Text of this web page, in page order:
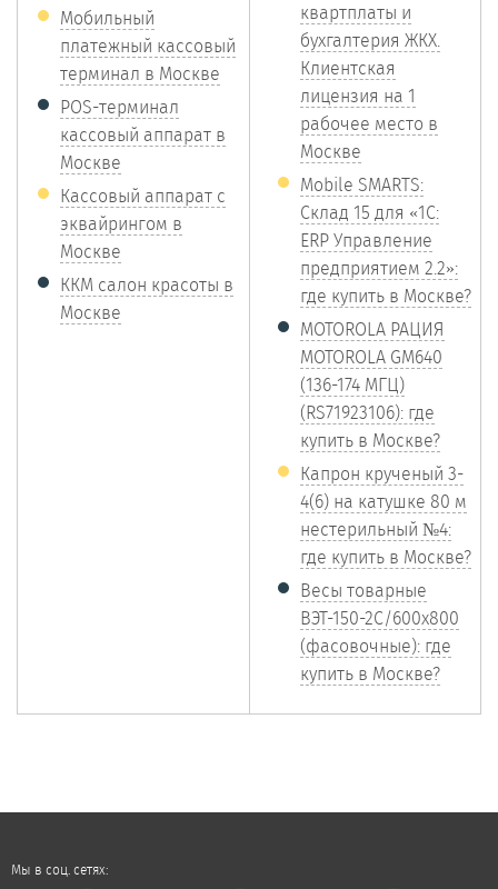
Мобильный
платежный кассовый
терминал в Москве
POS-терминал
кассовый аппарат в
Москве
Кассовый аппарат с
эквайрингом в
Москве
ККМ салон красоты в
Москве
квартплаты и
бухгалтерия ЖКХ.
Клиентская
лицензия на 1
рабочее место в
Москве
Mobile SMARTS:
Склад 15 для «1С:
ERP Управление
предприятием 2.2»:
где купить в Москве?
MOTOROLA РАЦИЯ
MOTOROLA GM640
(136-174 MГЦ)
(RS71923106): где
купить в Москве?
Капрон крученый 3-
4(6) на катушке 80 м
нестерильный №4:
где купить в Москве?
Весы товарные
ВЭТ-150-2С/600х800
(фасовочные): где
купить в Москве?
Мы в соц. сетях: